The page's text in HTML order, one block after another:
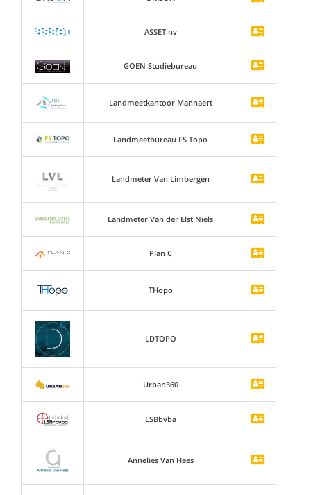
ASSET nv
GOEN Studiebureau
Landmeetkantoor Mannaert
Landmeetbureau FS Topo
Landmeter Van Limbergen
Landmeter Van der Elst Niels
Plan C
THopo
LDTOPO
Urban360
LSBbvba
Annelies Van Hees